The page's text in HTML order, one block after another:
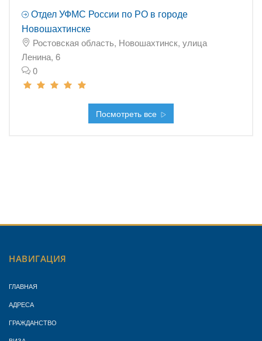
Отдел УФМС России по РО в городе
Новошахтинске
Ростовская область, Новошахтинск, улица
Ленина, 6
0
Посмотреть все
НАВИГАЦИЯ
ГЛАВНАЯ
АДРЕСА
ГРАЖДАНСТВО